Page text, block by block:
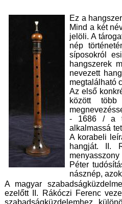
Ez a
Mind a két
jelöli. A
nép
síposokról
hangszerek
nevezett
megtalálható
Az első
között
- 1686 / a
alkalmassá
A korabeli
hangját. II.
Péter
násznép,
A magyar
ezelőtt II. Rákóczi Ferenc
szabadságküzdelemhez